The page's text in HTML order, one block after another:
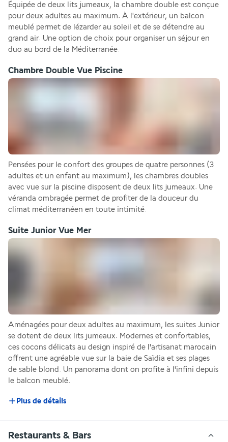
Équipée de deux lits jumeaux, la chambre double est conçue
pour deux adultes au maximum. À l'extérieur, un balcon
meublé permet de lézarder au soleil et de se détendre au
grand air. Une option de choix pour organiser un séjour en
duo au bord de la Méditerranée.
Chambre Double Vue Piscine
Pensées pour le confort des groupes de quatre personnes (3
adultes et un enfant au maximum), les chambres doubles
avec vue sur la piscine disposent de deux lits jumeaux. Une
véranda ombragée permet de profiter de la douceur du
climat méditerranéen en toute intimité.
Suite Junior Vue Mer
Aménagées pour deux adultes au maximum, les suites Junior
se dotent de deux lits jumeaux. Modernes et confortables,
ces cocons délicats au design inspiré de l'artisanat marocain
offrent une agréable vue sur la baie de Saïdia et ses plages
de sable blond. Un panorama dont on profite à l'infini depuis
le balcon meublé.
Plus de détails
Restaurants & Bars